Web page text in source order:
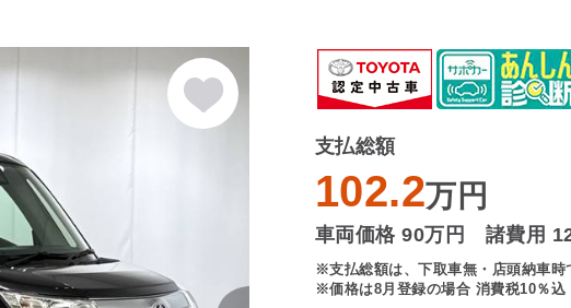
支払総額
102.2万円
車両価格 90万円 諸費用
※支払総額は、下取車無・店頭納車時
※価格は8月登録の場合 消費税10％込